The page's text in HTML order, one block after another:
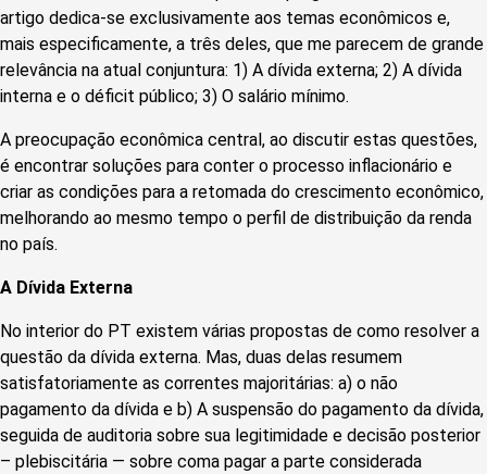
artigo dedica-se exclusivamente aos temas econômicos e,
mais especificamente, a três deles, que me parecem de grande
relevância na atual conjuntura: 1) A dívida externa; 2) A dívida
interna e o déficit público; 3) O salário mínimo.
A preocupação econômica central, ao discutir estas questões,
é encontrar soluções para conter o processo inflacionário e
criar as condições para a retomada do crescimento econômico,
melhorando ao mesmo tempo o perfil de distribuição da renda
no país.
A Dívida Externa
No interior do PT existem várias propostas de como resolver a
questão da dívida externa. Mas, duas delas resumem
satisfatoriamente as correntes majoritárias: a) o não
pagamento da dívida e b) A suspensão do pagamento da dívida,
seguida de auditoria sobre sua legitimidade e decisão posterior
– plebiscitária — sobre coma pagar a parte considerada